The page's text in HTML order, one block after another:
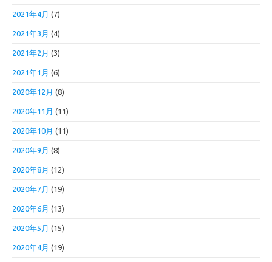
2021年4月 (7)
2021年3月 (4)
2021年2月 (3)
2021年1月 (6)
2020年12月 (8)
2020年11月 (11)
2020年10月 (11)
2020年9月 (8)
2020年8月 (12)
2020年7月 (19)
2020年6月 (13)
2020年5月 (15)
2020年4月 (19)